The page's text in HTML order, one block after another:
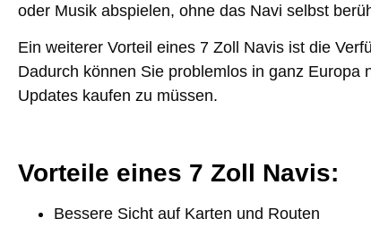
oder Musik abspielen, ohne das Navi selbst
Ein weiterer Vorteil eines 7 Zoll Navis ist die
Dadurch können Sie problemlos in ganz Europa
Updates kaufen zu müssen.
Vorteile eines 7 Zoll Navis:
Bessere Sicht auf Karten und Routen